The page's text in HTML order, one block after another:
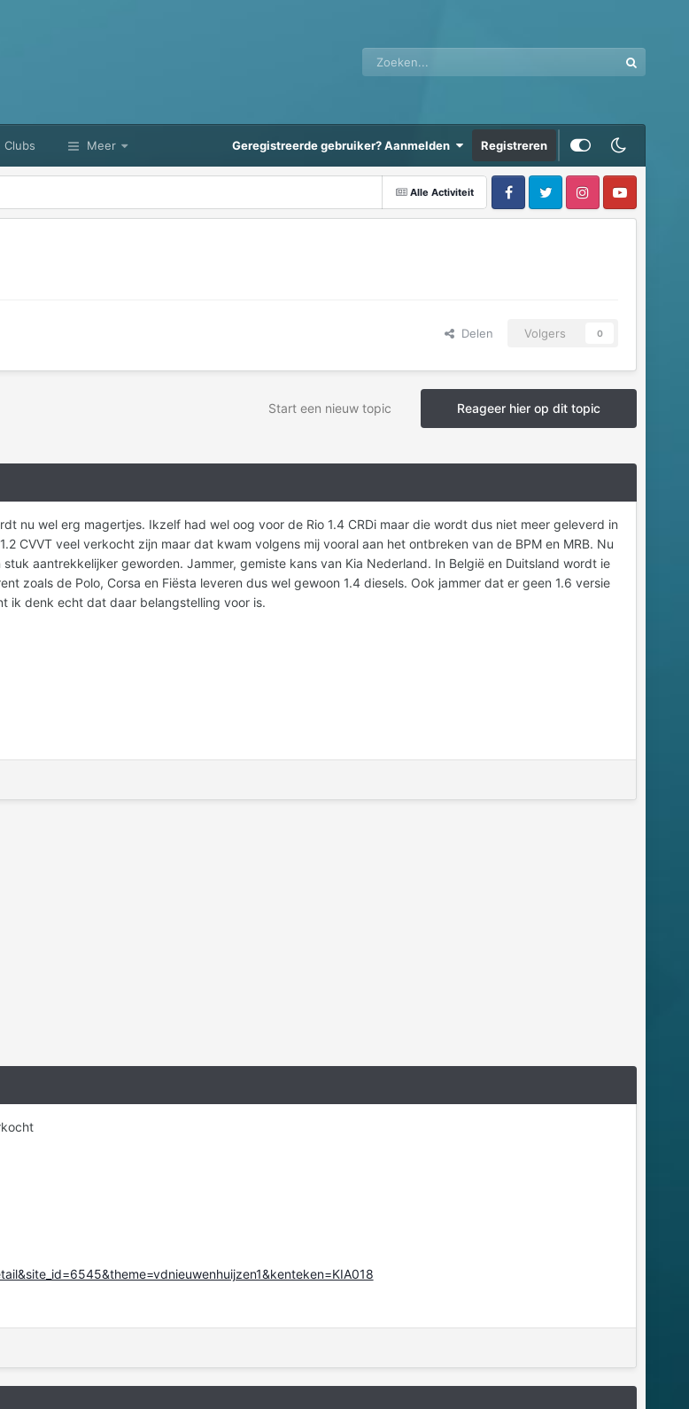
Clubs Meer Geregistreerde gebruiker? Aanmelden Registreren
Alle Activiteit
Delen Volgers 0
Reageer hier op dit topic
Start een nieuw topic
nu wel erg magertjes. Ikzelf had wel oog voor de Rio 1.4 CRDi maar die wordt dus niet meer geleverd in
CVVT veel verkocht zijn maar dat kwam volgens mij vooral aan het ontbreken van de BPM en MRB. Nu
aantrekkelijker geworden. Jammer, gemiste kans van Kia Nederland. In België en Duitsland wordt ie
zoals de Polo, Corsa en Fiësta leveren dus wel gewoon 1.4 diesels. Ook jammer dat er geen 1.6 versie
ik denk echt dat daar belangstelling voor is.